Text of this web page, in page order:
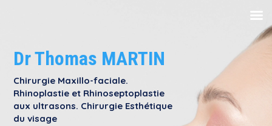
Dr Thomas MARTIN
Chirurgie Maxillo-faciale.
Rhinoplastie et Rhinoseptoplastie
aux ultrasons. Chirurgie Esthétique
du visage